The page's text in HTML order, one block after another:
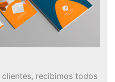
recibimos todos